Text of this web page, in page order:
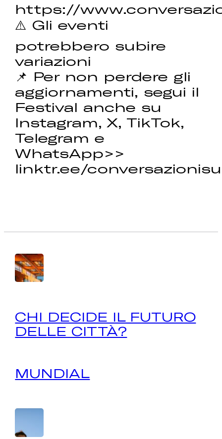
https://
⚠️ Gli eventi
potrebbero subire
variazioni
📌 Per non perdere gli
aggiornamenti, segui il
Festival anche su
Instagram, X, TikTok,
Telegram e
WhatsApp>>
linktr.ee/
CHI DECIDE IL FUTURO
DELLE CITTÀ?
MUNDIAL